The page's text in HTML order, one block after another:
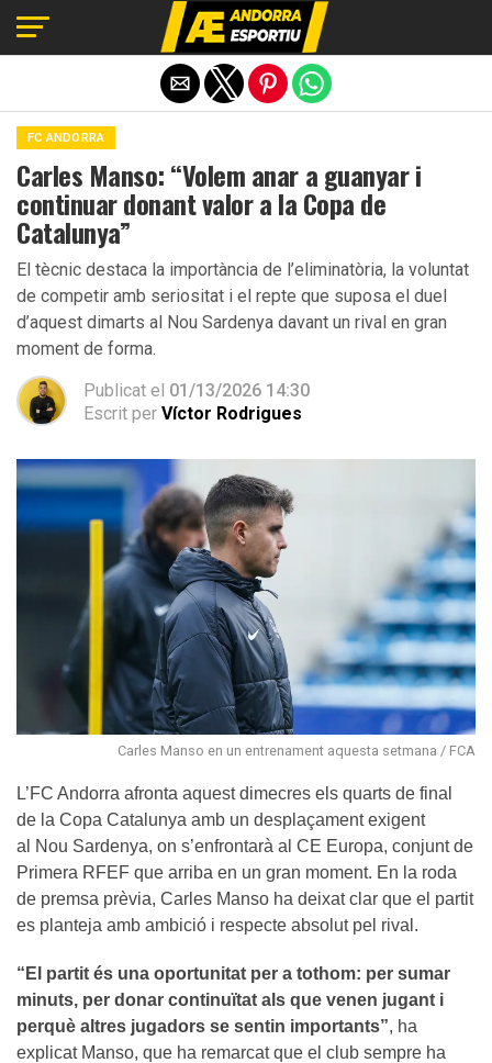
FC ANDORRA
Carles Manso: “Volem anar a guanyar i
continuar donant valor a la Copa de
Catalunya”
El tècnic destaca la importància de l’eliminatòria, la voluntat
de competir amb seriositat i el repte que suposa el duel
d’aquest dimarts al Nou Sardenya davant un rival en gran
moment de forma.
Publicat el 01/13/2026 14:30
Escrit per Víctor Rodrigues
Carles Manso en un entrenament aquesta setmana / FCA
L’FC Andorra afronta aquest dimecres els quarts de final
de la Copa Catalunya amb un desplaçament exigent
al Nou Sardenya, on s’enfrontarà al CE Europa, conjunt de
Primera RFEF que arriba en un gran moment. En la roda
de premsa prèvia, Carles Manso ha deixat clar que el partit
es planteja amb ambició i respecte absolut pel rival.
“El partit és una oportunitat per a tothom: per sumar
minuts, per donar continuïtat als que venen jugant i
perquè altres jugadors se sentin importants”, ha
explicat Manso, que ha remarcat que el club sempre ha
Exit mobile version